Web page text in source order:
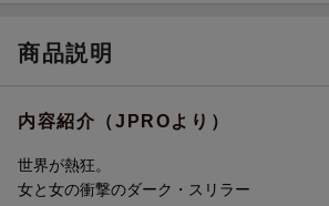
商品説明
内容紹介（JPROより）
世界が熱狂。
女と女の衝撃のダーク・スリラー